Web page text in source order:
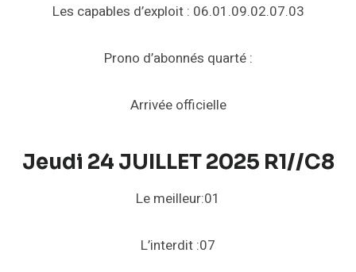
Les capables d’exploit : 06.01.09.02.07.03
Prono d’abonnés quarté :
Arrivée officielle
Jeudi 24 JUILLET 2025 R1//C8
Le meilleur:01
L’interdit :07